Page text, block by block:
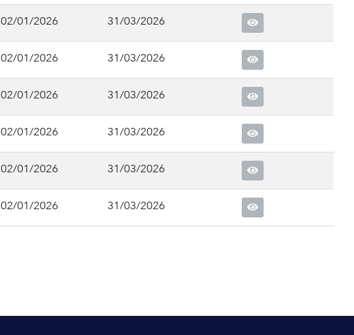
02/01/2026 31/03/2026
02/01/2026 31/03/2026
02/01/2026 31/03/2026
02/01/2026 31/03/2026
02/01/2026 31/03/2026
02/01/2026 31/03/2026